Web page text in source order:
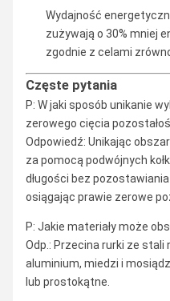
Wydajność
zużywają o 30% mniej
zgodnie z celami
Częste pytania
P: W jaki sposób unikanie
zerowego cięcia
Odpowiedź: Unikając
za pomocą podwójnych
długości bez
osiągając prawie zerowe
P: Jakie materiały może
Odp.: Przecina rurki ze
aluminium, miedzi i
lub prostokątne.